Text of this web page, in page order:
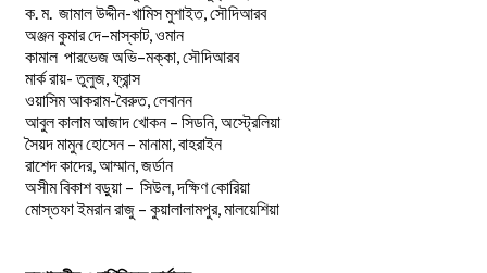
ক.ম. জামালউদ্দীন-খামিস মুশাইত,সৌদিআরব
অঞ্জনকুমারদে–মাস্কাট,ওমান
কামাল পারভেজঅভি–মক্কা,সৌদিআরব
মার্ক রায়- তুলুজ, ফ্রান্স
ওয়াসিম আকরাম-বৈরুত, লেবানন
আবুল কালাম আজাদ খোকন – সিডনি, অস্ট্রেলিয়া
সৈয়দ মামুন হোসেন – মানামা, বাহরাইন
রাশেদ কাদের, আম্মান, জর্ডান
অসীম বিকাশ বড়ুয়া – সিউল, দক্ষিণ কোরিয়া
মোস্তফা ইমরান রাজু – কুয়ালালামপুর, মালয়েশিয়া